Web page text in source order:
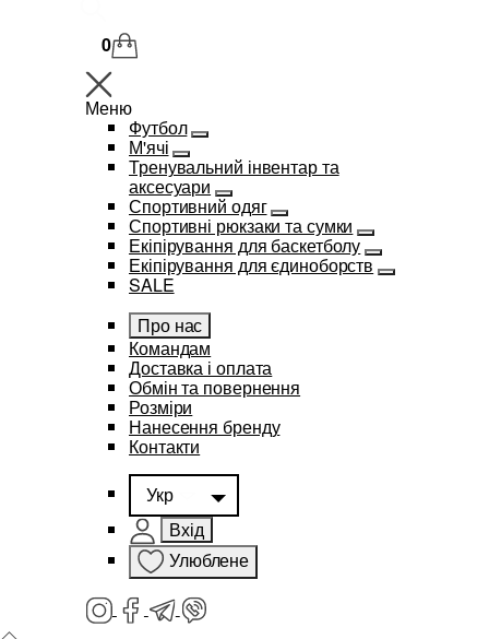
0
Меню
Футбол
М'ячі
Тренувальний інвентар та
аксесуари
Спортивний одяг
Спортивні рюкзаки та сумки
Екіпірування для баскетболу
Екіпірування для єдиноборств
SALE
Про нас
Командам
Доставка і оплата
Обмін та повернення
Розміри
Нанесення бренду
Контакти
Укр
Вхід
Улюблене